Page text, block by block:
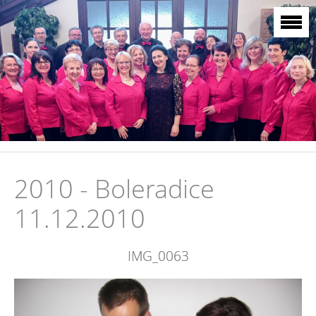
2010 - Boleradice
11.12.2010
IMG_0063